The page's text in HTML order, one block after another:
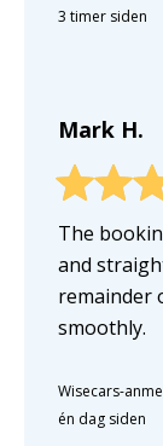
3 timer siden
Mark H.
The
and
remainder
smoothly.
Wisecars-
én dag siden